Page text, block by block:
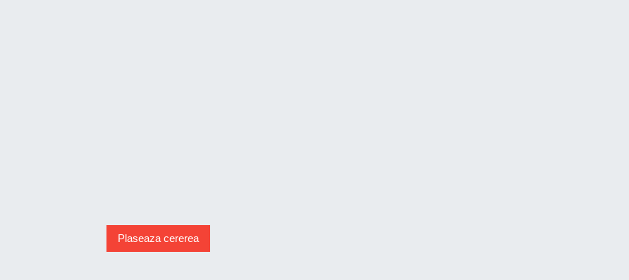
Plaseaza cererea